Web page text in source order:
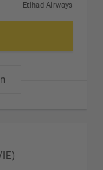
Etihad Airways